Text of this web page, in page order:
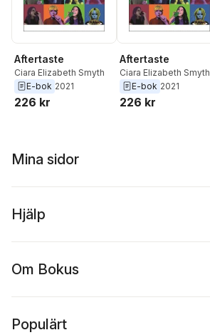
Aftertaste
Ciara Elizabeth Smyth
E-bok 2021
226 kr
Aftertaste
Ciara Elizabeth Smyth
E-bok 2021
226 kr
Mina sidor
Hjälp
Om Bokus
Populärt